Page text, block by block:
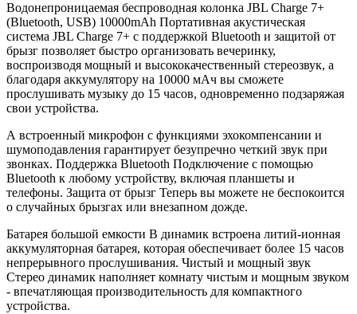
Водонепроницаемая беспроводная колонка JBL Charge 7+
(Bluetooth, USB) 10000mAh Портативная акустическая
система JBL Charge 7+ с поддержкой Bluetooth и защитой от
брызг позволяет быстро организовать вечеринку,
воспроизводя мощный и высококачественный стереозвук, а
благодаря аккумулятору на 10000 мАч вы сможете
прослушивать музыку до 15 часов, одновременно подзаряжая
свои устройства.
А встроенный микрофон с функциями эхокомпенсании и
шумоподавления гарантирует безупречно четкий звук при
звонках. Поддержка Bluetooth Подключение с помощью
Bluetooth к любому устройству, включая планшеты и
телефоны. Защита от брызг Теперь вы можете не беспокоится
о случайных брызгах или внезапном дожде.
Батарея большой емкости В динамик встроена литий-ионная
аккумуляторная батарея, которая обеспечивает более 15 часов
непрерывного прослушивания. Чистый и мощный звук
Стерео динамик наполняет комнату чистым и мощным звуком
- впечатляющая производительность для компактного
устройства.